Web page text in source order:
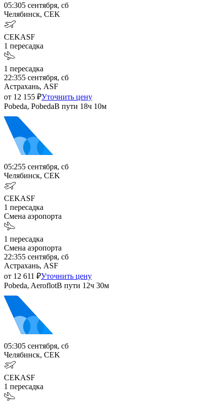
05:305 сентября, сб
Челябинск, CEK
CEKASF
1 пересадка
1 пересадка
22:355 сентября, сб
Астрахань, ASF
от 12 155 ₽Уточнить цену
Pobeda, PobedaВ пути 18ч 10м
05:255 сентября, сб
Челябинск, CEK
CEKASF
1 пересадка
Смена аэропорта
1 пересадка
Смена аэропорта
22:355 сентября, сб
Астрахань, ASF
от 12 611 ₽Уточнить цену
Pobeda, AeroflotВ пути 12ч 30м
05:305 сентября, сб
Челябинск, CEK
CEKASF
1 пересадка